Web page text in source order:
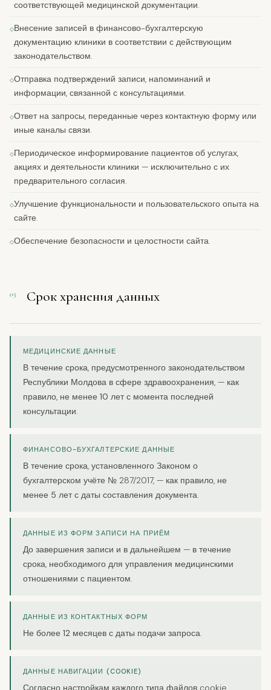
соответствующей медицинской документации.
Внесение записей в финансово-бухгалтерскую
документацию клиники в соответствии с действующим
законодательством.
Отправка подтверждений записи, напоминаний и
информации, связанной с консультациями.
Ответ на запросы, переданные через контактную форму или
иные каналы связи.
Периодическое информирование пациентов об услугах,
акциях и деятельности клиники — исключительно с их
предварительного согласия.
Улучшение функциональности и пользовательского опыта на
сайте.
Обеспечение безопасности и целостности сайта.
05 Срок хранения данных
МЕДИЦИНСКИЕ ДАННЫЕ
В течение срока, предусмотренного законодательством
Республики Молдова в сфере здравоохранения, — как
правило, не менее 10 летс момента последней
консультации.
ФИНАНСОВО-БУХГАЛТЕРСКИЕ ДАННЫЕ
В течение срока, установленного Законом о
бухгалтерском учёте № 287/2017, — как правило, не
менее 5 летс даты составления документа.
ДАННЫЕ ИЗ ФОРМ ЗАПИСИ НА ПРИЁМ
До завершения записи и в дальнейшем — в течение
срока, необходимого для управления медицинскими
отношениями с пациентом.
ДАННЫЕ ИЗ КОНТАКТНЫХ ФОРМ
Не более 12 месяцев с даты подачи запроса.
ДАННЫЕ НАВИГАЦИИ (COOKIE)
Согласно настройкам каждого типа файлов cookie,